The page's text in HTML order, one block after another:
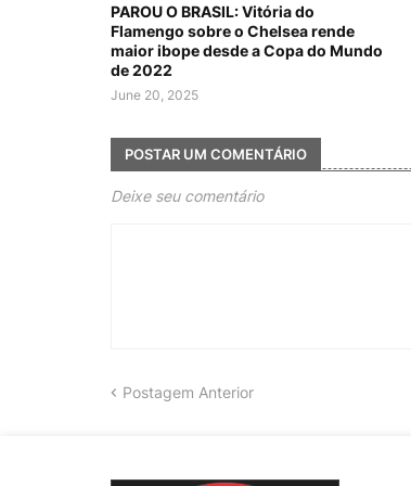
PAROU O BRASIL: Vitória do
Flamengo sobre o Chelsea rende
maior ibope desde a Copa do Mundo
de 2022
June 20, 2025
POSTAR UM COMENTÁRIO
Deixe seu comentário
Postagem Anterior